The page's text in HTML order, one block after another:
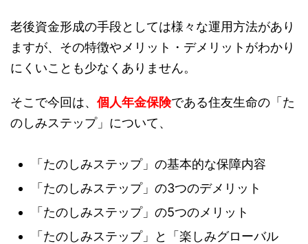
老後資金形成の手段としては様々な運用方法があり
ますが、その特徴やメリット・デメリットがわかり
にくいことも少なくありません。
そこで今回は、 個人年金保険である住友生命の「た
のしみステップ」について、
「たのしみステップ」の基本的な保障内容
「たのしみステップ」の3つのデメリット
「たのしみステップ」の5つのメリット
「たのしみステップ」と「楽しみグローバル